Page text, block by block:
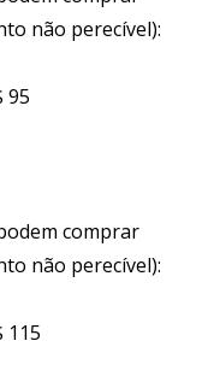
não perecível):
95
comprar
não perecível):
115